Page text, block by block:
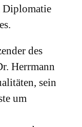
Diplomatie
des
Herrmann
sein
um